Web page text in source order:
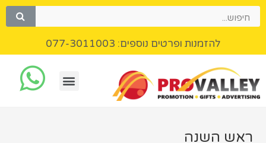
להזמנות ופרטים נוספים: 077-3011003